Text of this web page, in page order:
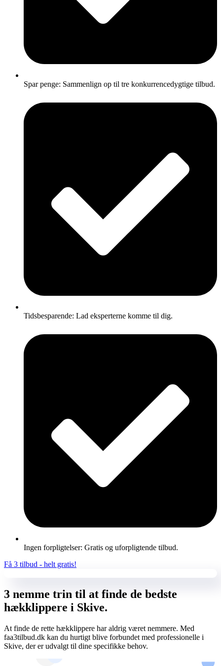
Spar penge: Sammenlign op til tre konkurrencedygtige tilbud.
Tidsbesparende: Lad eksperterne komme til dig.
Ingen forpligtelser: Gratis og uforpligtende tilbud.
Få 3 tilbud - helt gratis!
3 nemme trin til at finde de bedste
hækklippere i Skive.
At finde de rette hækklippere har aldrig været nemmere. Med
faa3tilbud.dk kan du hurtigt blive forbundet med professionelle i
Skive, der er udvalgt til dine specifikke behov.